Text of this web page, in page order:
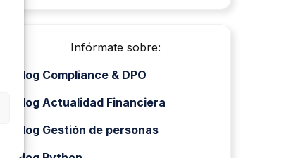
Infórmate sobre:
Blog Compliance & DPO
Blog Actualidad Financiera
Blog Gestión de personas